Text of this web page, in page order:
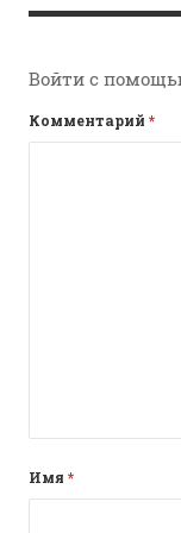
Войти с
Комментарий *
Имя *